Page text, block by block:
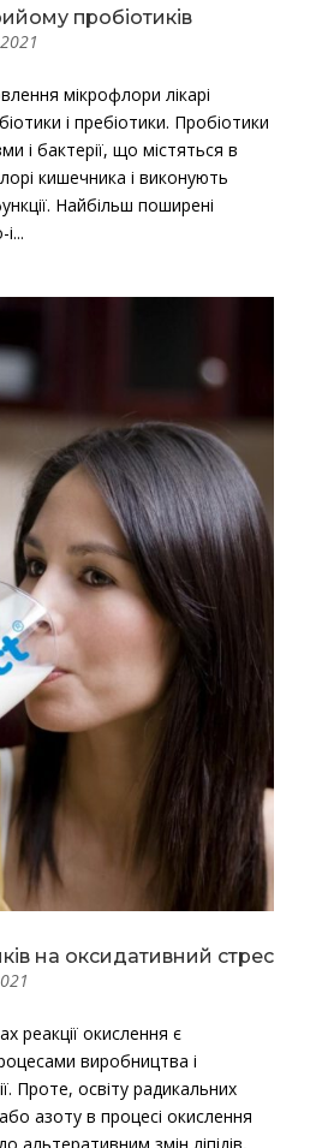
пробіотиків
мікрофлори лікарі
і пребіотики. Пробіотики
і бактерії, що містяться в
кишечника і виконують
Найбільш поширені
на оксидативний стрес
реакції окислення є
виробництва і
Проте, освіту радикальних
азоту в процесі окислення